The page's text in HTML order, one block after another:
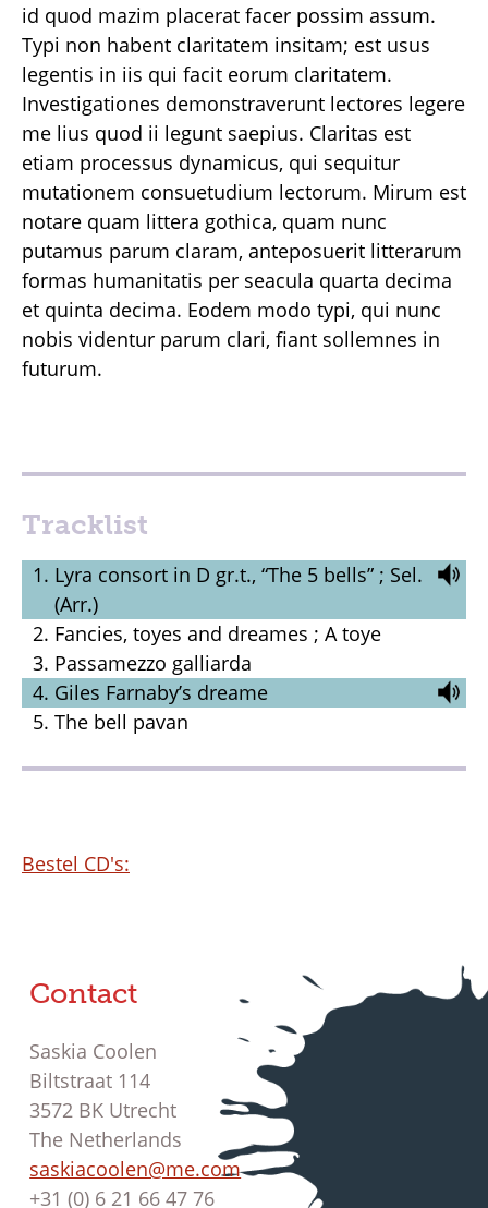
id quod mazim placerat facer possim assum.
Typi non habent claritatem insitam; est usus
legentis in iis qui facit eorum claritatem.
Investigationes demonstraverunt lectores legere
me lius quod ii legunt saepius. Claritas est
etiam processus dynamicus, qui sequitur
mutationem consuetudium lectorum. Mirum est
notare quam littera gothica, quam nunc
putamus parum claram, anteposuerit litterarum
formas humanitatis per seacula quarta decima
et quinta decima. Eodem modo typi, qui nunc
nobis videntur parum clari, fiant sollemnes in
futurum.
Tracklist
Lyra consort in D gr.t., “The 5 bells” ; Sel.
(Arr.)
Fancies, toyes and dreames ; A toye
Passamezzo galliarda
Giles Farnaby’s dreame
The bell pavan
Bestel CD's:
Contact
Saskia Coolen
Biltstraat 114
3572 BK Utrecht
The Netherlands
saskiacoolen@me.com
+31 (0) 6 21 66 47 76